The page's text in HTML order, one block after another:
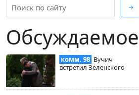
→
Обсуждаемое
комм. 98 Вучич
встретил Зеленского